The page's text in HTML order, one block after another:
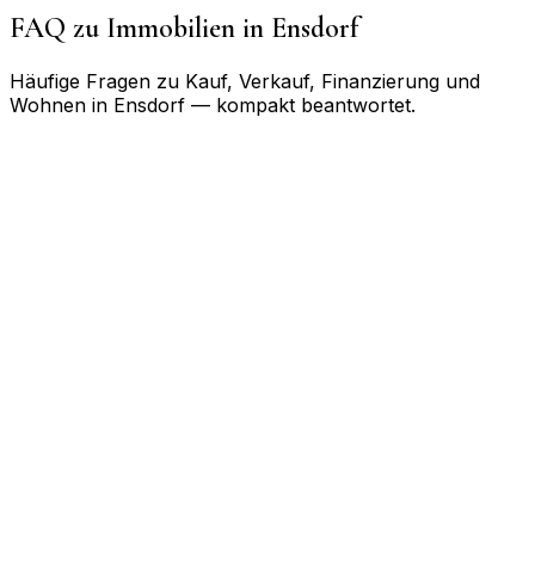
FAQ zu Immobilien in Ensdorf
Häufige Fragen zu Kauf, Verkauf, Finanzierung und
Wohnen in Ensdorf — kompakt beantwortet.